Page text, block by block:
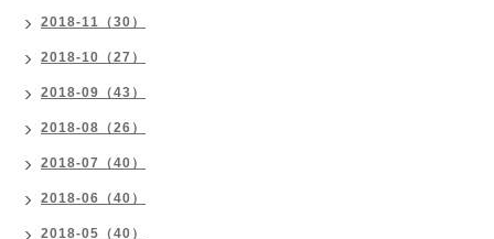
2018-11（30）
2018-10（27）
2018-09（43）
2018-08（26）
2018-07（40）
2018-06（40）
2018-05（40）